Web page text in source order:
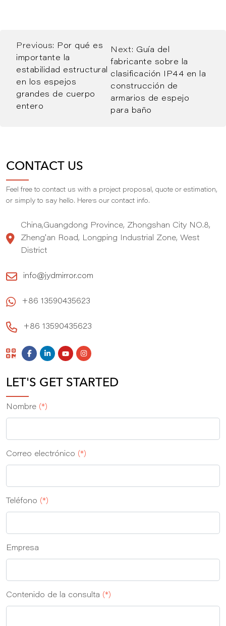
Previous:
Por qué es
importante la
estabilidad estructural
en los espejos
grandes de cuerpo
entero
Next: Guía del
fabricante sobre la
clasificación IP44 en la
construcción de
armarios de espejo
para baño
CONTACT US
Feel free to contact us with a project proposal, quote or estimation,
or simply to say hello. Here,s our contact info.
China,Guangdong Province, Zhongshan City NO.8,
Zheng'an Road, Longping Industrial Zone, West
District
info@jydmirror.com
+86 13590435623
+86 13590435623
LET'S GET STARTED
Nombre (*)
Correo electrónico (*)
Teléfono (*)
Empresa
Contenido de la consulta (*)